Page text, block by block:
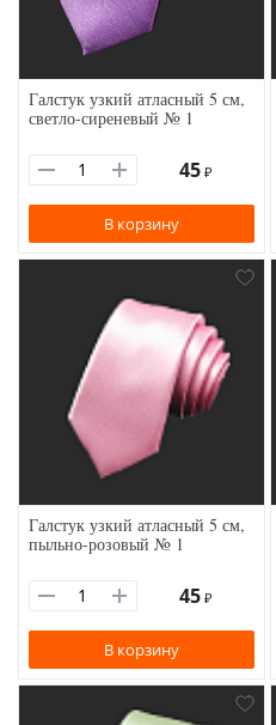
Галстук узкий атласный 5 см,
светло-сиреневый № 1
45 ₽
В корзину
Галстук узкий атласный 5 см,
пыльно-розовый № 1
45 ₽
В корзину